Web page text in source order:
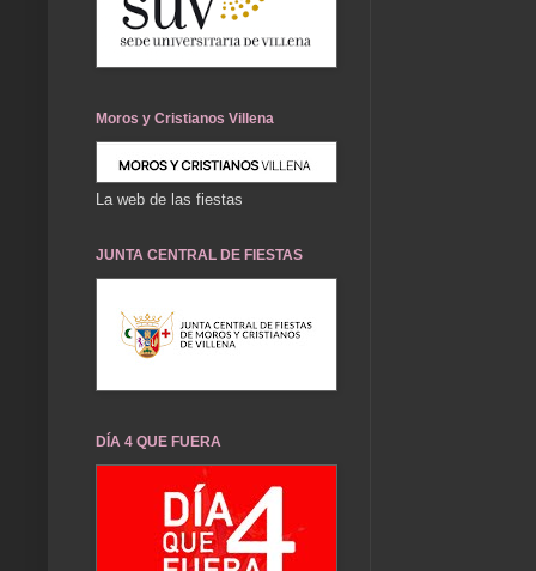
Moros y Cristianos Villena
La web de las fiestas
JUNTA CENTRAL DE FIESTAS
DÍA 4 QUE FUERA